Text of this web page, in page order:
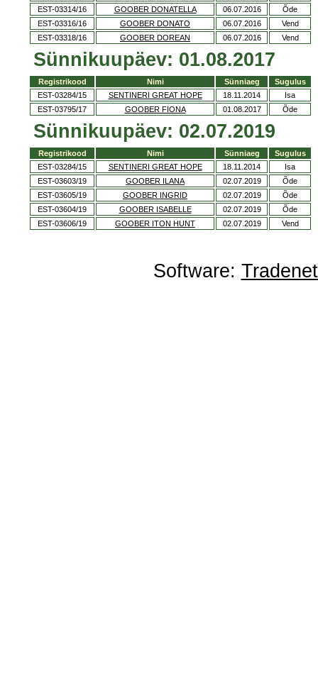
EST-03314/16
GOOBER DONATELLA 06.07.2016
Õde
EST-03316/16
GOOBER DONATO 06.07.2016
Vend
EST-03318/16
GOOBER DOREAN 06.07.2016 Vend
Sünnikuupäev: 01.08.2017
Registrikood Nimi Sünniaeg
Sugulus
EST-03284/15
SENTINERI GREAT HOPE 18.11.2014
Isa
EST-03795/17
GOOBER FIONA 01.08.2017 Õde
Sünnikuupäev: 02.07.2019
Registrikood Nimi Sünniaeg
Sugulus
EST-03284/15
SENTINERI GREAT HOPE 18.11.2014
Isa
EST-03603/19
GOOBER ILANA 02.07.2019
Õde
EST-03605/19
GOOBER INGRID 02.07.2019
Õde
EST-03604/19
GOOBER ISABELLE 02.07.2019
Õde
EST-03606/19
GOOBER ITON HUNT 02.07.2019 Vend
Software: